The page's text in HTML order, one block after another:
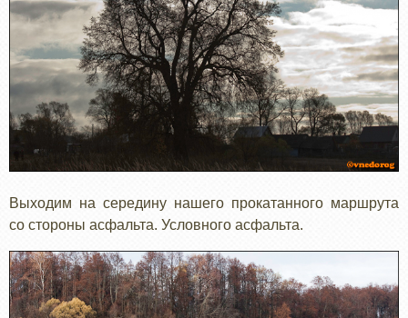
Выходим на середину нашего прокатанного маршрута
со стороны асфальта. Условного асфальта.